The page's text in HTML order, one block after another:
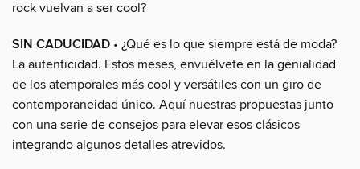
rock vuelvan a ser cool?
SIN CADUCIDAD • ¿Qué es lo que siempre está de moda?
La autenticidad. Estos meses, envuélvete en la genialidad
de los atemporales más cool y versátiles con un giro de
contemporaneidad único. Aquí nuestras propuestas junto
con una serie de consejos para elevar esos clásicos
integrando algunos detalles atrevidos.